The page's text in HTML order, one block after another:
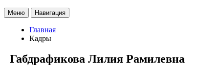
Меню Навигация
Главная
Кадры
Габдрафикова Лилия Рамилевна